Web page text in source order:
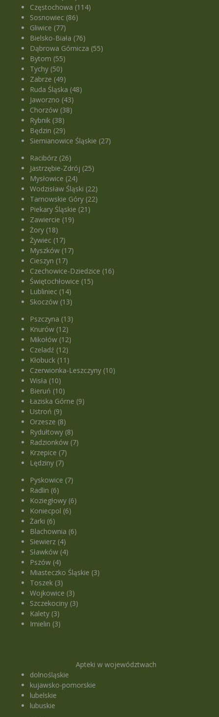
Częstochowa (114)
Sosnowiec (86)
Gliwice (77)
Bielsko-Biała (76)
Dąbrowa Górnicza (55)
Bytom (55)
Tychy (50)
Zabrze (49)
Ruda Śląska (48)
Jaworzno (43)
Chorzów (38)
Rybnik (38)
Będzin (29)
Siemianowice Śląskie (27)
Racibórz (26)
Jastrzębie-Zdrój (25)
Mysłowice (24)
Wodzisław Śląski (22)
Tarnowskie Góry (22)
Piekary Śląskie (21)
Zawiercie (19)
Żory (18)
Żywiec (17)
Myszków (17)
Cieszyn (17)
Czechowice-Dziedzice (16)
Świętochłowice (15)
Lubliniec (14)
Skoczów (13)
Pszczyna (13)
Knurów (12)
Mikołów (12)
Czeladź (12)
Kłobuck (11)
Czerwionka-Leszczyny (10)
Wisła (10)
Bieruń (10)
Łaziska Górne (9)
Ustroń (9)
Orzesze (8)
Rydułtowy (8)
Radzionków (7)
Krzepice (7)
Lędziny (7)
Pyskowice (7)
Radlin (6)
Koziegłowy (6)
Koniecpol (6)
Żarki (6)
Blachownia (6)
Siewierz (4)
Sławków (4)
Pszów (4)
Miasteczko Śląskie (3)
Toszek (3)
Wojkowice (3)
Szczekociny (3)
Kalety (3)
Imielin (3)
Apteki w województwach
dolnośląskie
kujawsko-pomorskie
lubelskie
lubuskie